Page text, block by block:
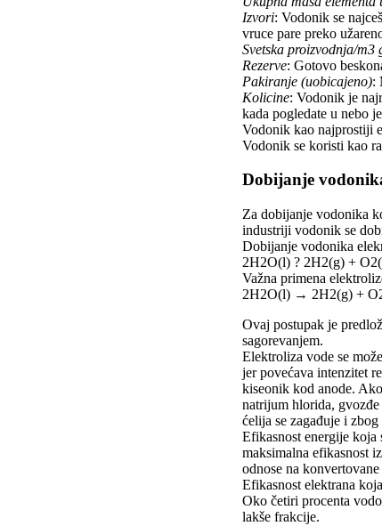
Izvori: Vodonik se
vruce pare preko
Svetska proizvodnja/m3
Rezerve: Gotovo
Pakiranje (uobicajeno):
Kolicine: Vodonik je
kada pogledate u nebo
Vodonik kao najprostiji
Vodonik se koristi kao
Dobijanje
Za dobijanje vodonika
industriji vodonik se
Dobijanje vodonika
2H2O(l) ? 2H2(g) +
Važna primena
2H2O(l) → 2H2(g) +
Ovaj postupak je
sagorevanjem.
Elektroliza vode se
jer povećava intenzitet
kiseonik kod anode.
natrijum hlorida,
ćelija se zagađuje i
Efikasnost energije
maksimalna efikasnost
odnose na
Efikasnost elektrana
Oko četiri procenta
lakše frakcije.